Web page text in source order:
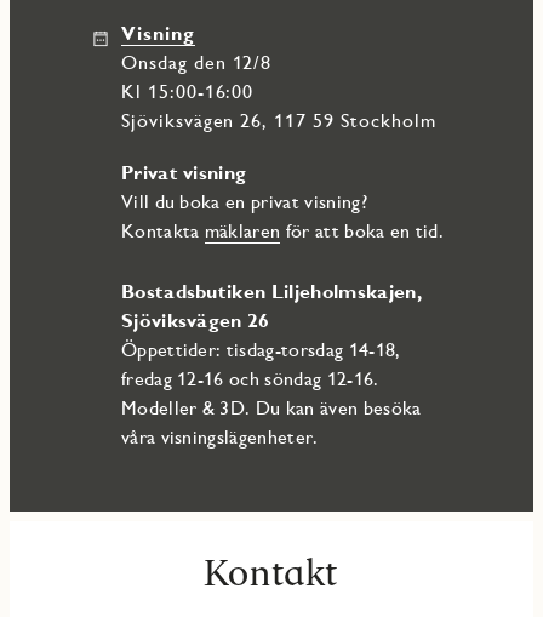
Visning
onsdag den 12/8
Kl 15:00-16:00
Sjöviksvägen 26, 117 59 Stockholm
Privat visning
Vill du boka en privat visning?
Kontakta mäklaren för att boka en tid.
Bostadsbutiken Liljeholmskajen,
Sjöviksvägen 26
Öppettider: tisdag-torsdag 14-18,
fredag 12-16 och söndag 12-16.
Modeller & 3D. Du kan även besöka
våra visningslägenheter.
Kontakt